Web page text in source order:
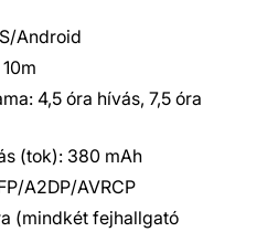
Android
4,5 óra hívás, 7,5 óra
(tok): 380 mAh
A2DP/AVRCP
(mindkét fejhallgató